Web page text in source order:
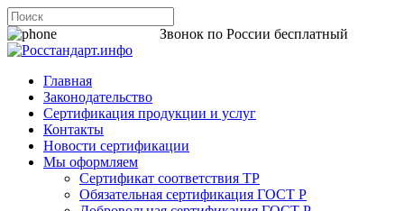
Звонок по России бесплатный
Главная
Законодательство
Сертификация продукции и услуг
Контакты
Новости сертификации
Мы оформляем
Сертификат соответствия ТР
Обязательная сертификация ГОСТ Р